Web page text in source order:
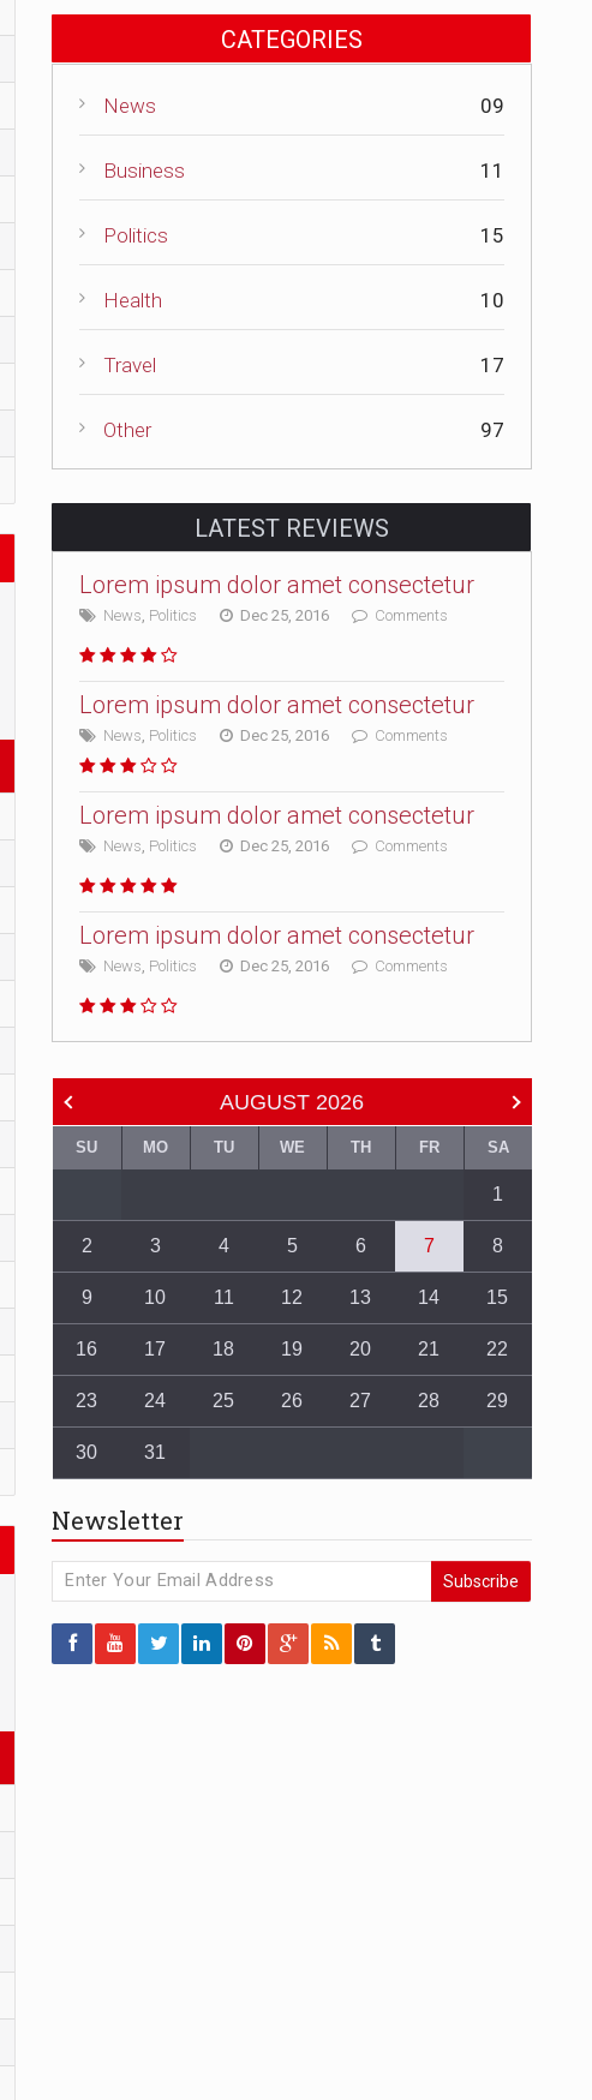
CATEGORIES
News 09
Business 11
Politics 15
Health 10
Travel 17
Other 97
LATEST REVIEWS
Lorem ipsum dolor amet consectetur
News, Politics Dec 25, 2016 Comments
Lorem ipsum dolor amet consectetur
News, Politics Dec 25, 2016 Comments
Lorem ipsum dolor amet consectetur
News, Politics Dec 25, 2016 Comments
Lorem ipsum dolor amet consectetur
News, Politics Dec 25, 2016 Comments
AUGUST 2026
SU MO TU WE TH FR SA
1
2 3 4 5 6 7 8
9 10 11 12 13 14 15
16 17 18 19 20 21 22
23 24 25 26 27 28 29
30 31
Newsletter
Subscribe